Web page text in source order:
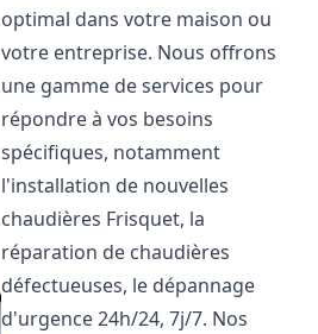
optimal dans votre maison ou
votre entreprise. Nous offrons
une gamme de services pour
répondre à vos besoins
spécifiques, notamment
l'installation de nouvelles
chaudières Frisquet, la
réparation de chaudières
défectueuses, le dépannage
d'urgence 24h/24, 7j/7. Nos